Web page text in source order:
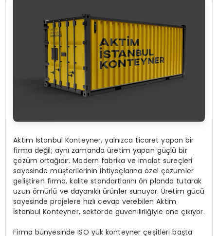
Aktim İstanbul Konteyner, yalnızca ticaret yapan bir
firma değil; aynı zamanda üretim yapan güçlü bir
çözüm ortağıdır. Modern fabrika ve imalat süreçleri
sayesinde müşterilerinin ihtiyaçlarına özel çözümler
geliştiren firma, kalite standartlarını ön planda tutarak
uzun ömürlü ve dayanıklı ürünler sunuyor. Üretim gücü
sayesinde projelere hızlı cevap verebilen Aktim
İstanbul Konteyner, sektörde güvenilirliğiyle öne çıkıyor.
Firma bünyesinde ISO yük konteyner çeşitleri başta